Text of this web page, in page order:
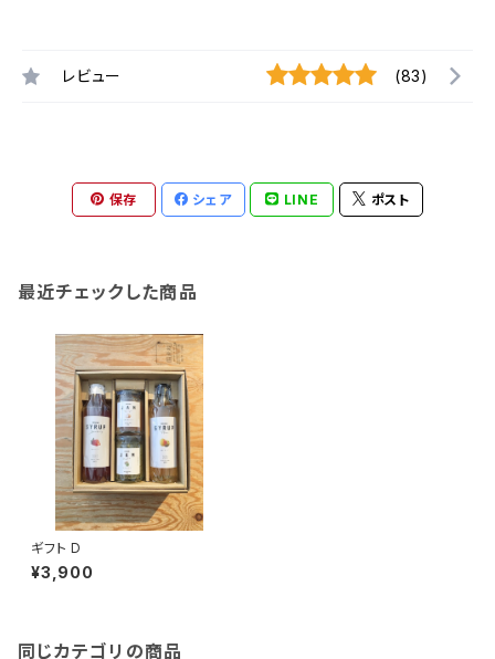
レビュー (83)
保存 シェア LINE ポスト
最近チェックした商品
ギフト D
¥3,900
同じカテゴリの商品